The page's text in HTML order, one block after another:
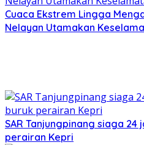
Cuaca Ekstrem Lingga
Nelayan Utamakan
SAR Tanjungpinang siaga
perairan Kepri